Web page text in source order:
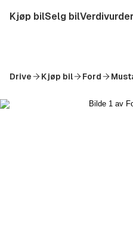
tilKjøp bilSelg bil
Drive Kjøp bil Ford